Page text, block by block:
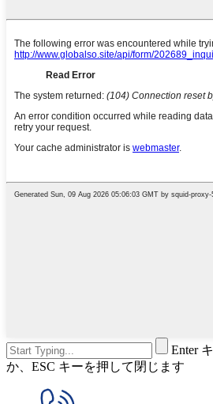
Enter
か、ESC キーを押して閉じます